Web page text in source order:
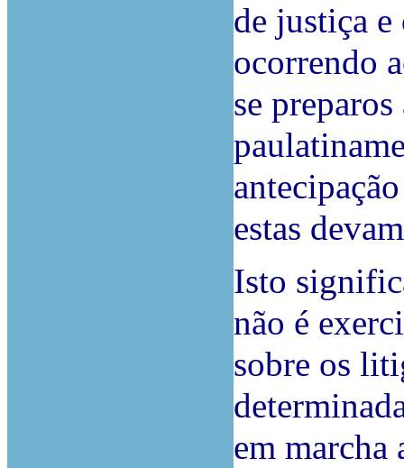
de justiça e
ocorrendo
se
estas
Isto
não é
sobre os
em marcha